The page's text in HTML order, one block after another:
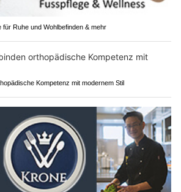
für Ruhe und Wohlbefinden & mehr
Kompetenz mit modernem Stil